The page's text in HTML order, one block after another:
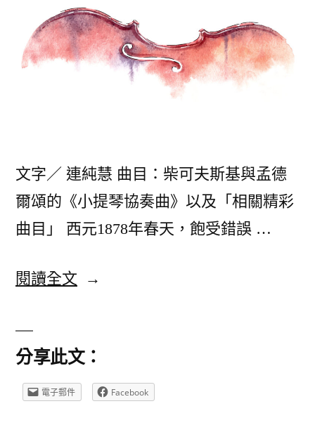
雙
人
文字／ 連純慧 曲目：柴可夫斯基與孟德
爾頌的《小提琴協奏曲》以及「相關精彩
曲目」 西元1878年春天，飽受錯誤 …
閱讀全文 〈8
首
經
分享此文：
電子郵件 Facebook